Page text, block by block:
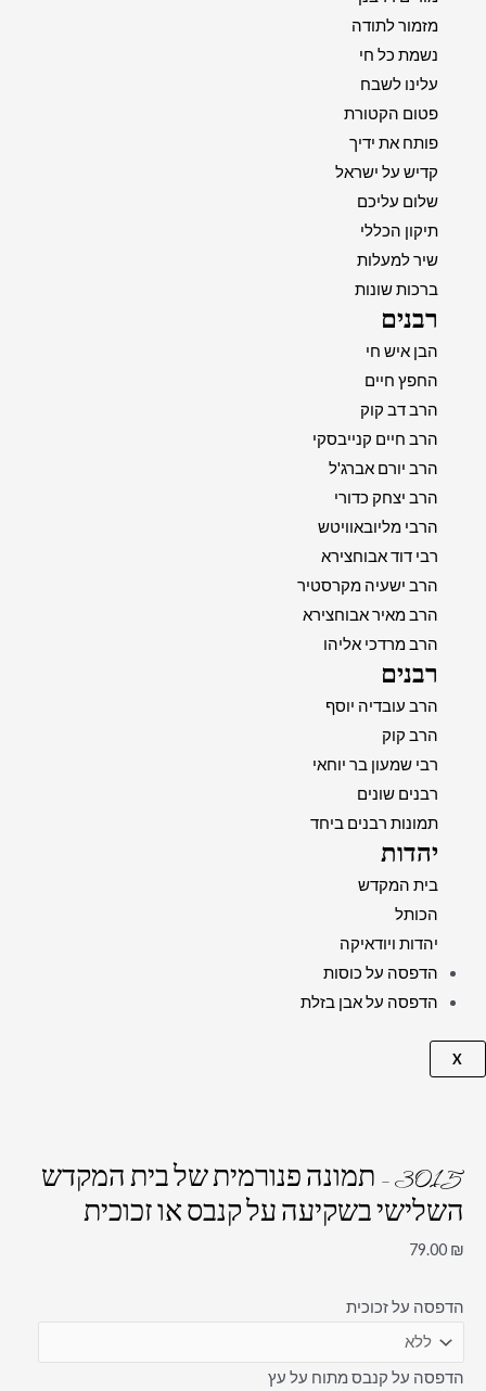
מזמור לתודה
נשמת כל חי
עלינו לשבח
פטום הקטורת
פותח את ידיך
קדיש על ישראל
שלום עליכם
תיקון הכללי
שיר למעלות
ברכות שונות
רבנים
הבן איש חי
החפץ חיים
הרב דב קוק
הרב חיים קנייבסקי
הרב יורם אברג'ל
הרב יצחק כדורי
הרבי מליובאוויטש
רבי דוד אבוחצירא
הרב ישעיה מקרסטיר
הרב מאיר אבוחצירא
הרב מרדכי אליהו
רבנים
הרב עובדיה יוסף
הרב קוק
רבי שמעון בר יוחאי
רבנים שונים
תמונות רבנים ביחד
יהדות
בית המקדש
הכותל
יהדות ויודאיקה
הדפסה על כוסות
הדפסה על אבן בזלת
X
3015 – תמונה פנורמית של בית המקדש
השלישי בשקיעה על קנבס או זכוכית
79.00 ₪
הדפסה על זכוכית
הדפסה על קנבס מתוח על עץ